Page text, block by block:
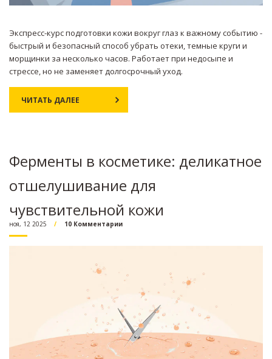
Экспресс-курс подготовки кожи вокруг глаз к важному событию -
быстрый и безопасный способ убрать отеки, темные круги и
морщинки за несколько часов. Работает при недосыпе и
стрессе, но не заменяет долгосрочный уход.
ЧИТАТЬ ДАЛЕЕ
Ферменты в косметике: деликатное
отшелушивание для
чувствительной кожи
ноя, 12 2025 10 Комментарии